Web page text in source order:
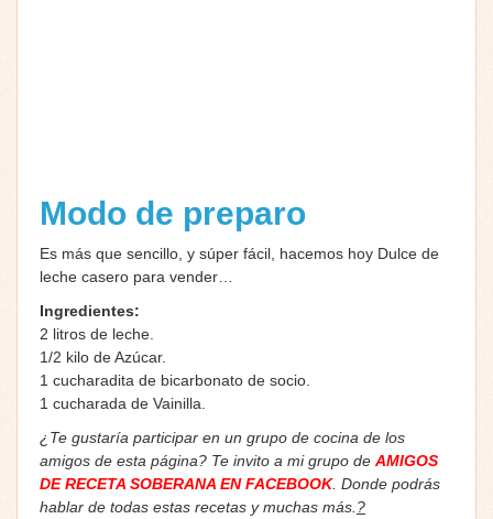
Modo de preparo
Es más que sencillo, y súper fácil, hacemos hoy Dulce de
leche casero para vender…
Ingredientes:
2 litros de leche.
1/2 kilo de Azúcar.
1 cucharadita de bicarbonato de socio.
1 cucharada de Vainilla.
¿Te gustaría participar en un grupo de cocina de los
amigos de esta página? Te invito a mi grupo de AMIGOS
DE RECETA SOBERANA EN FACEBOOK. Donde podrás
hablar de todas estas recetas y muchas más. ?